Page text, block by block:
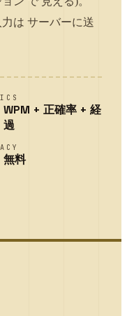
は サーバーに送
WPM + 正確率 + 経
過
無料